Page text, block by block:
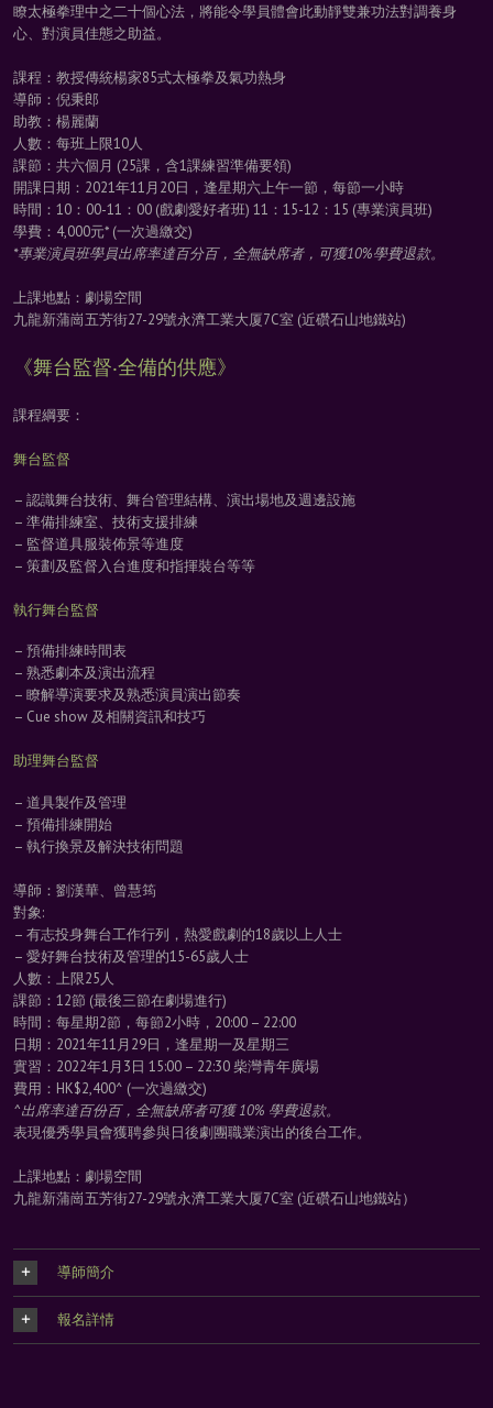
瞭太極拳理中之二十個心法，將能令學員體會此動靜雙兼功法對調養身
心、對演員佳態之助益。
課程：教授傳統楊家85式太極拳及氣功熱身
導師：倪秉郎
助教：楊麗蘭
人數：每班上限10人
課節：共六個月 (25課，含1課練習準備要領)
開課日期：2021年11月20日，逢星期六上午一節，每節一小時
時間：10：00-11：00 (戲劇愛好者班) 11：15-12：15 (專業演員班)
學費：4,000元* (一次過繳交)
*專業演員班學員出席率達百分百，全無缺席者，可獲10%學費退款。
上課地點：劇場空間
九龍新蒲崗五芳街27-29號永濟工業大厦7C室 (近礸石山地鐵站)
《舞台監督‧全備的供應》
課程綱要：
舞台監督
– 認識舞台技術、舞台管理結構、演出場地及週邊設施
– 準備排練室、技術支援排練
– 監督道具服裝佈景等進度
– 策劃及監督入台進度和指揮裝台等等
執行舞台監督
– 預備排練時間表
– 熟悉劇本及演出流程
– 瞭解導演要求及熟悉演員演出節奏
– Cue show 及相關資訊和技巧
助理舞台監督
– 道具製作及管理
– 預備排練開始
– 執行換景及解決技術問題
導師：劉漢華、曾慧筠
對象:
– 有志投身舞台工作行列，熱愛戲劇的18歲以上人士
– 愛好舞台技術及管理的15-65歲人士
人數：上限25人
課節：12節 (最後三節在劇場進行)
時間：每星期2節，每節2小時，20:00 – 22:00
日期：2021年11月29日，逢星期一及星期三
實習：2022年1月3日 15:00 – 22:30 柴灣青年廣場
費用：HK$2,400^ (一次過繳交)
^出席率達百份百，全無缺席者可獲 10% 學費退款。
表現優秀學員會獲聘參與日後劇團職業演出的後台工作。
上課地點：劇場空間
九龍新蒲崗五芳街27-29號永濟工業大厦7C室 (近礸石山地鐵站）
導師簡介
報名詳情